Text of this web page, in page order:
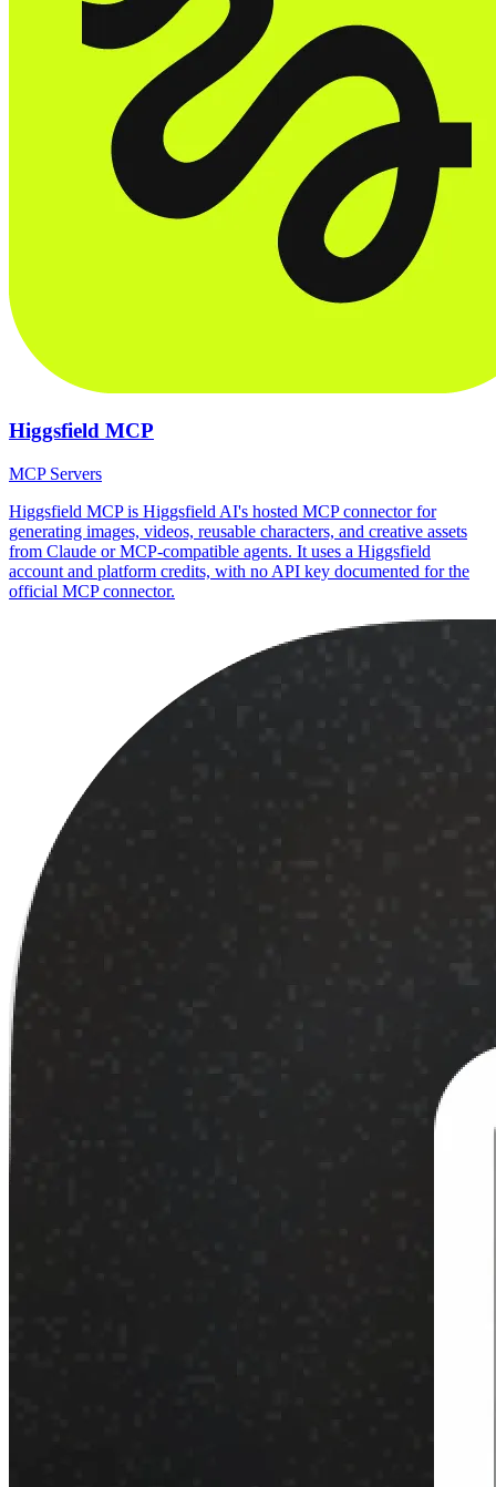
Higgsfield MCP
MCP Servers
Higgsfield MCP is Higgsfield AI's hosted MCP connector for
generating images, videos, reusable characters, and creative assets
from Claude or MCP-compatible agents. It uses a Higgsfield
account and platform credits, with no API key documented for the
official MCP connector.